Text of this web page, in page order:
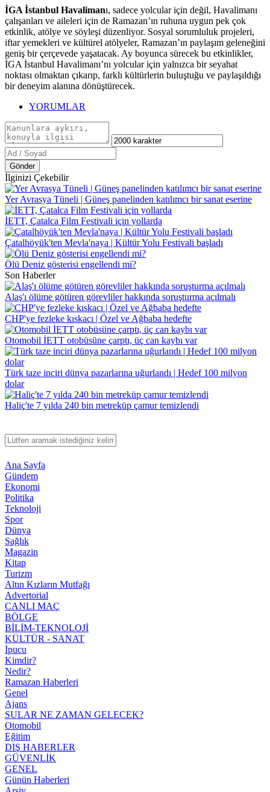
İGA İstanbul Havalimanı, sadece yolcular için değil, Havalimanı
çalışanları ve aileleri için de Ramazan’ın ruhuna uygun pek çok
etkinlik, atölye ve söyleşi düzenliyor. Sosyal sorumluluk projeleri,
iftar yemekleri ve kültürel atölyeler, Ramazan’ın paylaşım geleneğini
geniş bir çerçevede yaşatacak. Ay boyunca sürecek bu etkinlikler,
İGA İstanbul Havalimanı’nı yolcular için yalnızca bir seyahat
noktası olmaktan çıkarıp, farklı kültürlerin buluştuğu ve paylaşıldığı
bir deneyim alanına dönüştürecek.
YORUMLAR
Gönder
İlginizi Çekebilir
Yer Avrasya Tüneli | Güneş panelinden katılımcı bir sanat eserine
İETT, Çatalca Film Festivali için yollarda
Çatalhöyük'ten Mevla'naya | Kültür Yolu Festivali başladı
Ölü Deniz gösterisi engellendi mi?
Son Haberler
Alaş'ı ölüme götüren görevliler hakkında soruşturma açılmalı
CHP'ye fezleke kıskacı | Özel ve Ağbaba hedefte
Otomobil İETT otobüsüne çarptı, üç can kaybı var
Türk taze inciri dünya pazarlarına uğurlandı | Hedef 100 milyon
dolar
Haliç'te 7 yılda 240 bin metreküp çamur temizlendi
Ana Sayfa
Gündem
Ekonomi
Politika
Teknoloji
Spor
Dünya
Sağlık
Magazin
Kitap
Turizm
Altın Kızların Mutfağı
Advertorial
CANLI MAÇ
BÖLGE
BİLİM-TEKNOLOJİ
KÜLTÜR - SANAT
İpucu
Kimdir?
Nedir?
Ramazan Haberleri
Genel
Ajans
SULAR NE ZAMAN GELECEK?
Otomobil
Eğitim
DIŞ HABERLER
GÜVENLİK
GENEL
Günün Haberleri